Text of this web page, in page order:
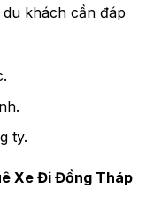
khách cần đáp
ty.
Xe Đi Đồng Tháp